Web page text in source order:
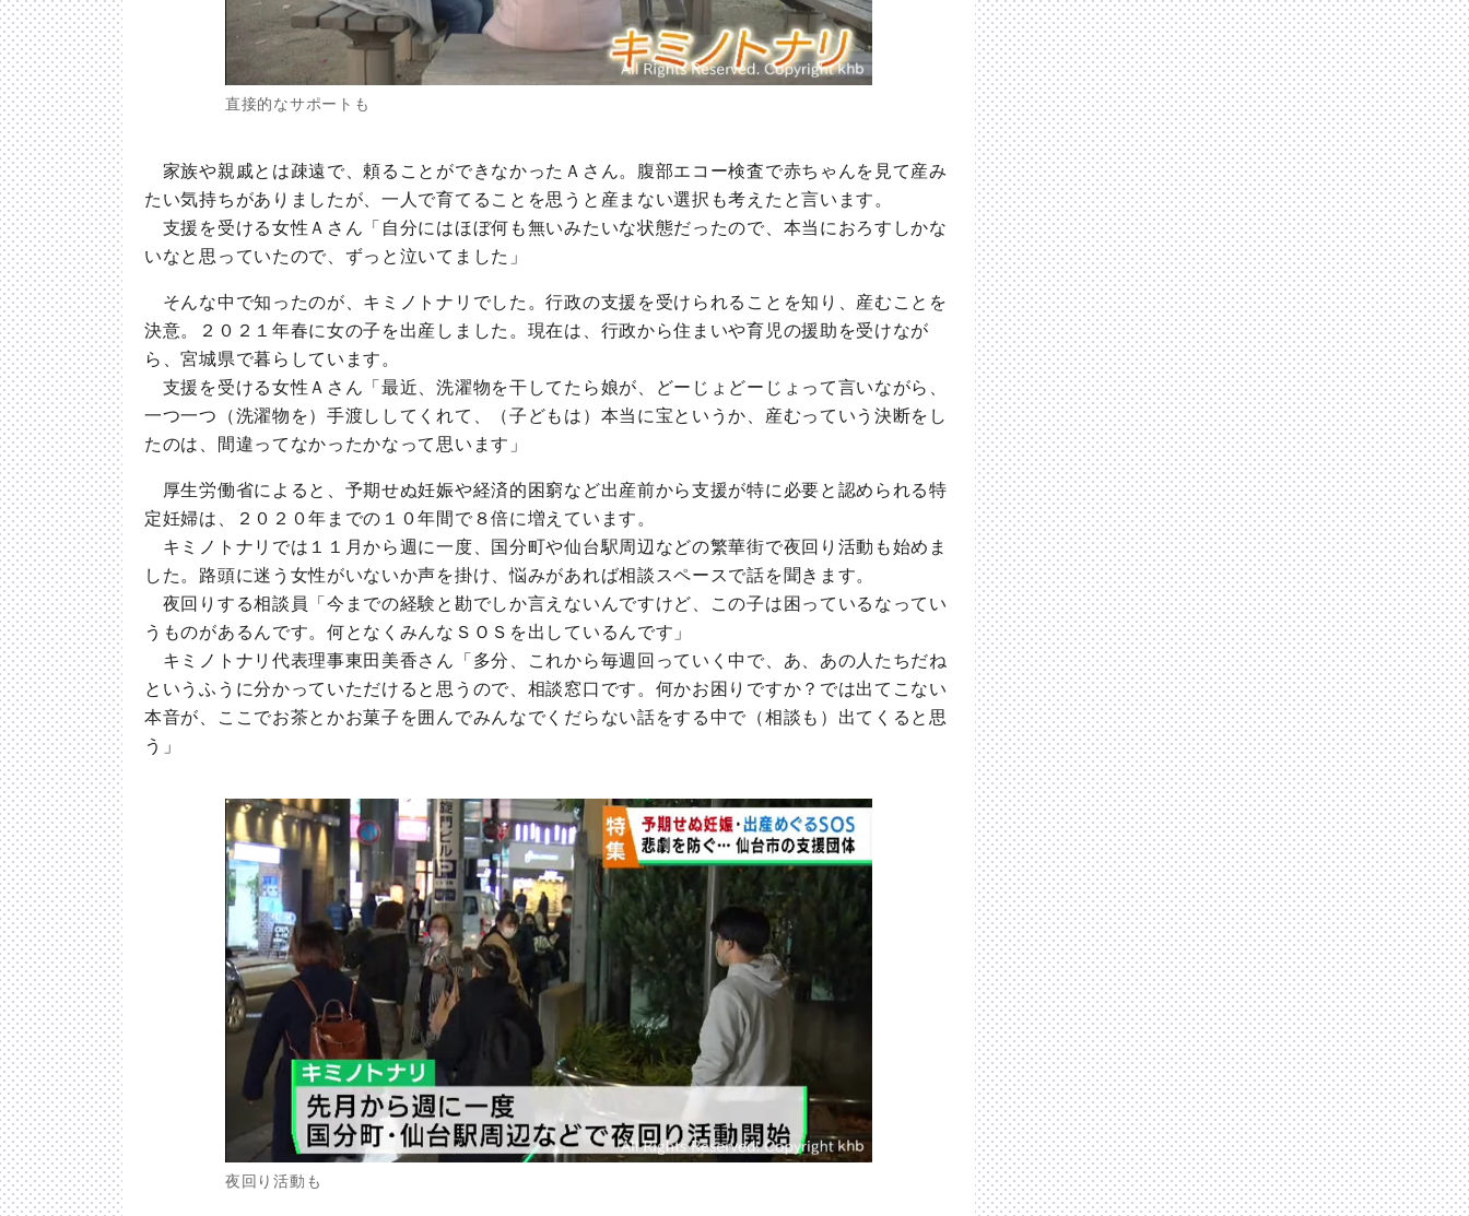
直接的なサポートも
家族や親戚とは疎遠で、頼ることができなかったＡさん。腹部エコー検査で赤ちゃんを見て産み
たい気持ちがありましたが、一人で育てることを思うと産まない選択も考えたと言います。
支援を受ける女性Ａさん「自分にはほぼ何も無いみたいな状態だったので、本当におろすしかな
いなと思っていたので、ずっと泣いてました」
そんな中で知ったのが、キミノトナリでした。行政の支援を受けられることを知り、産むことを
決意。２０２１年春に女の子を出産しました。現在は、行政から住まいや育児の援助を受けなが
ら、宮城県で暮らしています。
支援を受ける女性Ａさん「最近、洗濯物を干してたら娘が、どーじょどーじょって言いながら、
一つ一つ（洗濯物を）手渡ししてくれて、（子どもは）本当に宝というか、産むっていう決断をし
たのは、間違ってなかったかなって思います」
厚生労働省によると、予期せぬ妊娠や経済的困窮など出産前から支援が特に必要と認められる特
定妊婦は、２０２０年までの１０年間で８倍に増えています。
キミノトナリでは１１月から週に一度、国分町や仙台駅周辺などの繁華街で夜回り活動も始めま
した。路頭に迷う女性がいないか声を掛け、悩みがあれば相談スペースで話を聞きます。
夜回りする相談員「今までの経験と勘でしか言えないんですけど、この子は困っているなってい
うものがあるんです。何となくみんなＳＯＳを出しているんです」
キミノトナリ代表理事東田美香さん「多分、これから毎週回っていく中で、あ、あの人たちだね
というふうに分かっていただけると思うので、相談窓口です。何かお困りですか？では出てこない
本音が、ここでお茶とかお菓子を囲んでみんなでくだらない話をする中で（相談も）出てくると思
う」
夜回り活動も